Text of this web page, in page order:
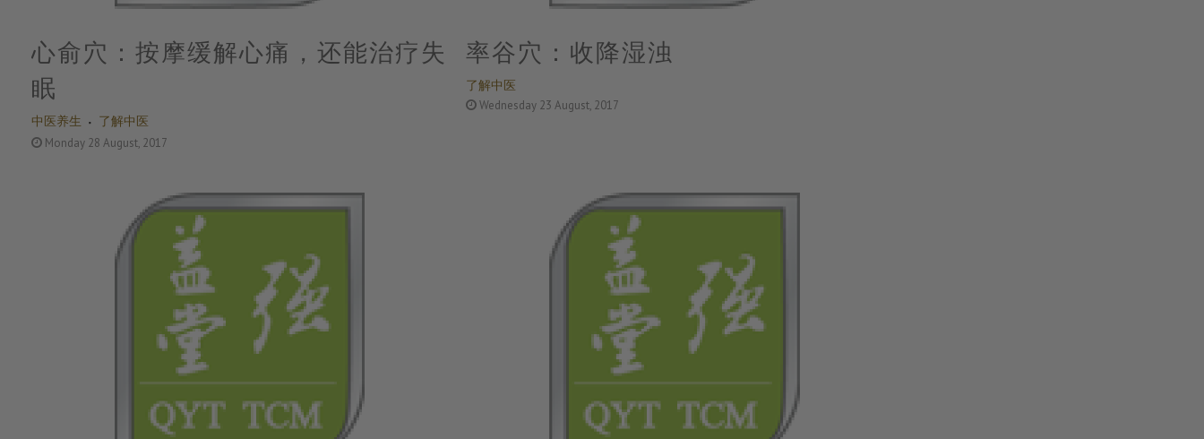
中医养生 了解中医
心俞穴：按摩缓解心痛，还能治疗失
眠
Monday 28 August, 2017
了解中医
率谷穴：收降湿浊
Wednesday 23 August, 2017